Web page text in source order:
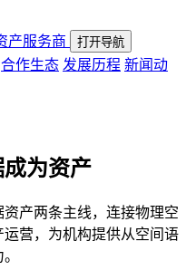
产服务商
打开导航
合作生态 发展历程 新闻动
为资产
产两条主线，连接物理空
营，为机构提供从空间语